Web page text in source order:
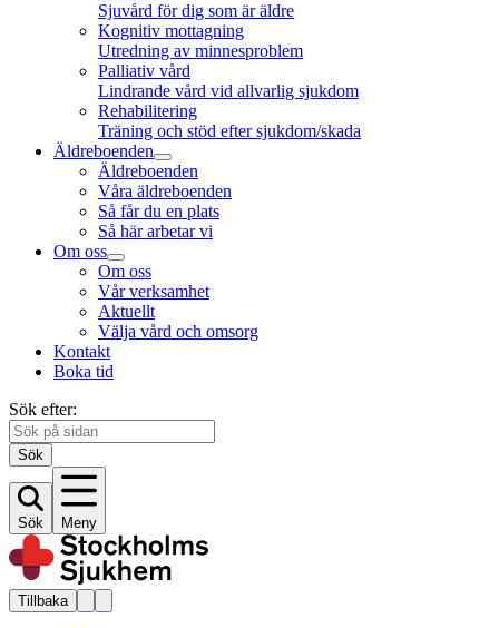
Sjuvård för dig som är äldre
Kognitiv mottagning
Utredning av minnesproblem
Palliativ vård
Lindrande vård vid allvarlig sjukdom
Rehabilitering
Träning och stöd efter sjukdom/skada
Äldreboenden
Äldreboenden
Våra äldreboenden
Så får du en plats
Så här arbetar vi
Om oss
Om oss
Vår verksamhet
Aktuellt
Välja vård och omsorg
Kontakt
Boka tid
Sök efter:
Sök
Sök Meny
Tillbaka